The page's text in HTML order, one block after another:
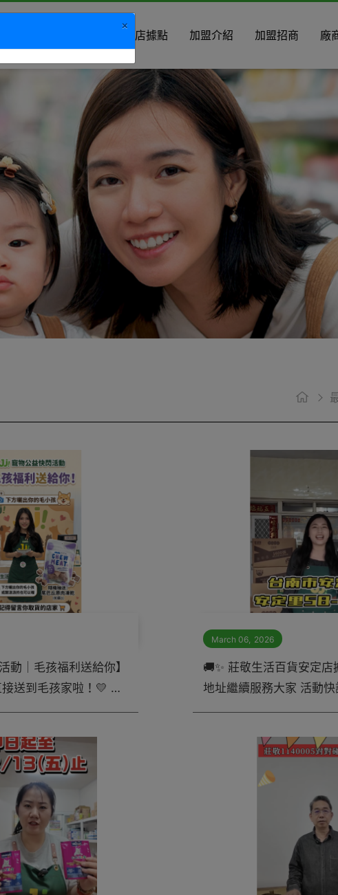
分店據點 加盟介紹 加盟招商 廠
動｜毛孩福利送給你】
送到毛孩家啦！💛 不
派 還是 🐱 貓貓派，通
March 06, 2026
🚚✨ 莊敬生活百貨安定店
地址繼續服務大家 活動快訊📅
3/14（六）安定店限定